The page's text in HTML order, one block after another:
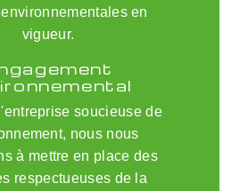
en
vigueur.
soucieuse de
nous nous
à mettre en place des
respectueuses de la